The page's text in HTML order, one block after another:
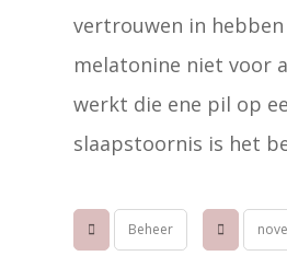
vertrouwen in
melatonine niet voor
werkt die ene pil op
slaapstoornis is het
Beheer